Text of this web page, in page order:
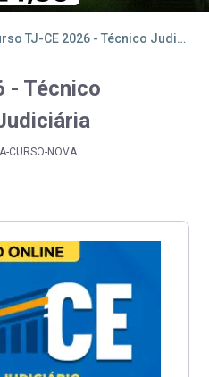
Curso TJ-CE 2026 - Técnico Judiciário - Área Judiciária
- Técnico
CURSO-NOVA